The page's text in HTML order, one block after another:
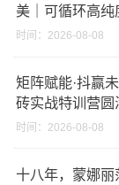
美｜可循环高纯
义高端奢石原料
时间：2026-08-08
矩阵赋能·抖赢
砖实战特训营圆
时间：2026-08-08
十八年，蒙娜